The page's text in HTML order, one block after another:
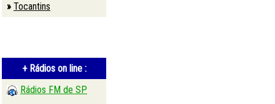
» Tocantins
+ Rádios on line :
Rádios FM de SP